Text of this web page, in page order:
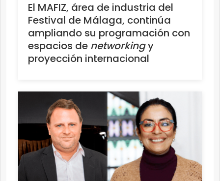
El MAFIZ, área de industria del
Festival de Málaga, continúa
ampliando su programación con
espacios de networkingy
proyección internacional